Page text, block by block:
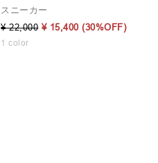
スニーカー
¥ 22,000 ¥ 15,400 (30%OFF)
1 color